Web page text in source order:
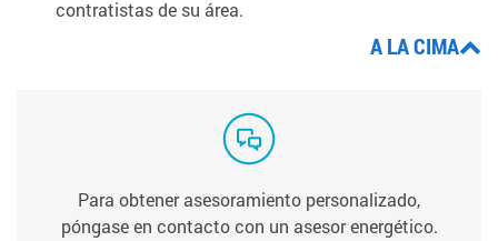
contratistas de su área.
A LA CIMA
Para obtener asesoramiento personalizado,
póngase en contacto con un asesor energético.